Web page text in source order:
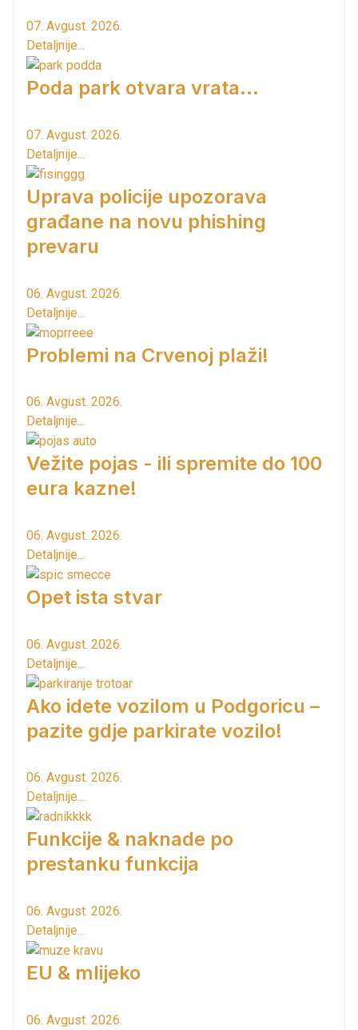
07. Avgust. 2026.
Detaljnije...
Poda park otvara vrata...
07. Avgust. 2026.
Detaljnije...
Uprava policije upozorava
građane na novu phishing
prevaru
06. Avgust. 2026.
Detaljnije...
Problemi na Crvenoj plaži!
06. Avgust. 2026.
Detaljnije...
Vežite pojas - ili spremite do 100
eura kazne!
06. Avgust. 2026.
Detaljnije...
Opet ista stvar
06. Avgust. 2026.
Detaljnije...
Ako idete vozilom u Podgoricu –
pazite gdje parkirate vozilo!
06. Avgust. 2026.
Detaljnije...
Funkcije & naknade po
prestanku funkcija
06. Avgust. 2026.
Detaljnije...
EU & mlijeko
06. Avgust. 2026.